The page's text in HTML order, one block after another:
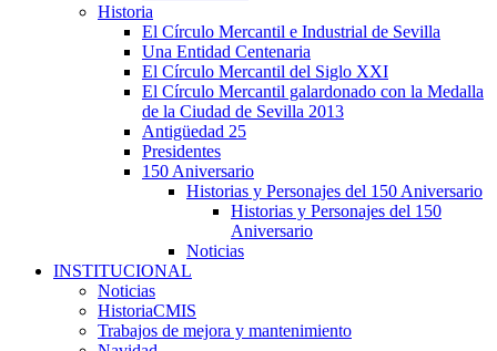
Historia
El Círculo Mercantil e Industrial de Sevilla
Una Entidad Centenaria
El Círculo Mercantil del Siglo XXI
El Círculo Mercantil galardonado con la Medalla
de la Ciudad de Sevilla 2013
Antigüedad 25
Presidentes
150 Aniversario
Historias y Personajes del 150 Aniversario
Historias y Personajes del 150
Aniversario
Noticias
INSTITUCIONAL
Noticias
HistoriaCMIS
Trabajos de mejora y mantenimiento